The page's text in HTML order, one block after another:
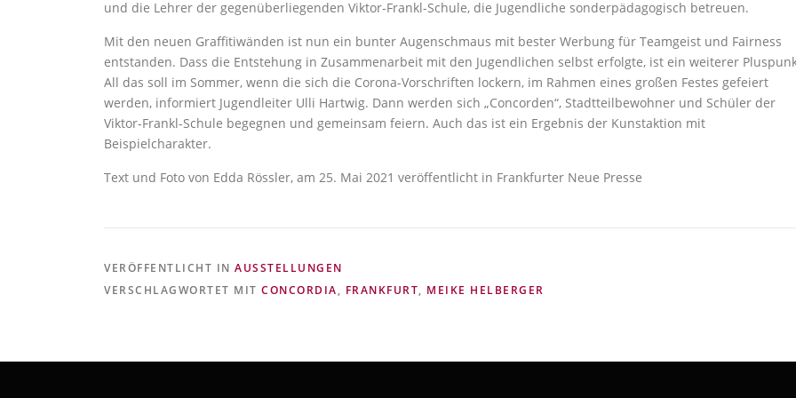
und die Lehrer der gegenüberliegenden Viktor-Frankl-Schule, die Jugendliche sonderpädagogisch betreuen.
Mit den neuen Graffitiwänden ist nun ein bunter Augenschmaus mit bester Werbung für Teamgeist und Fairness
entstanden. Dass die Entstehung in Zusammenarbeit mit den Jugendlichen selbst erfolgte, ist ein weiterer
All das soll im Sommer, wenn die sich die Corona-Vorschriften lockern, im Rahmen eines großen Festes gefeiert
werden, informiert Jugendleiter Ulli Hartwig. Dann werden sich „Concorden“, Stadtteilbewohner und Schüler der
Viktor-Frankl-Schule begegnen und gemeinsam feiern. Auch das ist ein Ergebnis der Kunstaktion mit
Beispielcharakter.
Text und Foto von Edda Rössler, am 25. Mai 2021 veröffentlicht in Frankfurter Neue Presse
VERÖFFENTLICHT IN AUSSTELLUNGEN
VERSCHLAGWORTET MIT CONCORDIA, FRANKFURT, MEIKE HELBERGER